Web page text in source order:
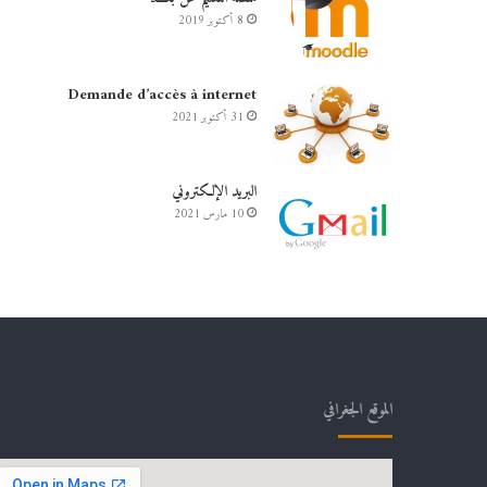
8 أكتوبر 2019
Demande d’accès à internet
31 أكتوبر 2021
البريد الإلكتروني
10 مارس 2021
الموقع الجغرافي